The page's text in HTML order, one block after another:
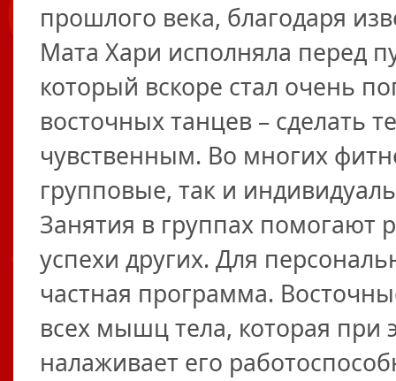
прошлого века, благодаря
Мата Хари исполняла перед
который вскоре стал очень
восточных танцев – сделать
чувственным. Во многих
групповые, так и
Занятия в группах помогают
успехи других. Для
частная программа.
всех мышц тела, которая при
налаживает его